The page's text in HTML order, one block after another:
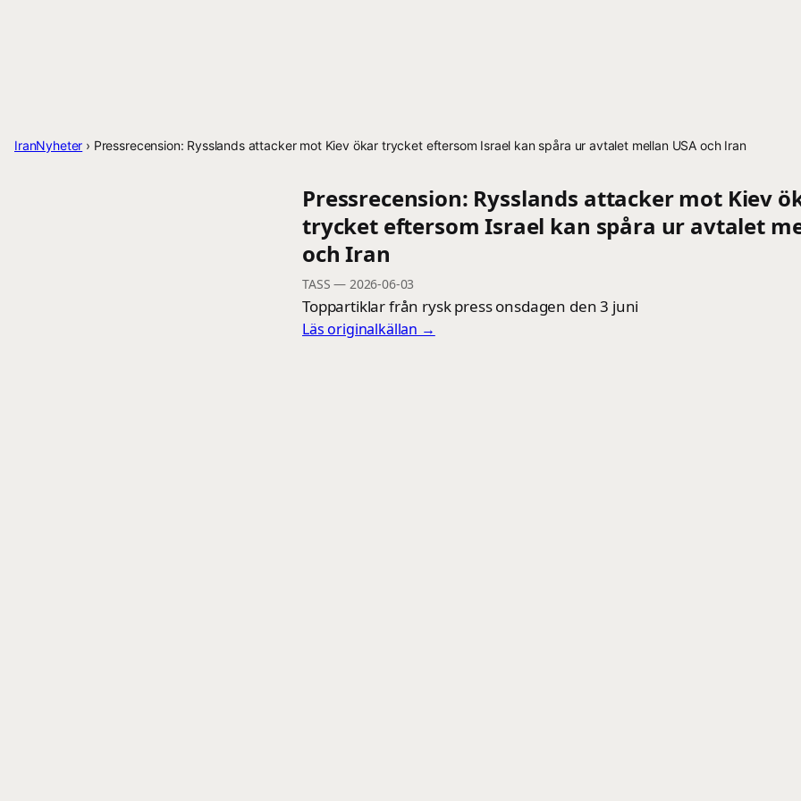
IranNyheter › Pressrecension: Rysslands attacker mot Kiev ökar trycket eftersom Israel kan spåra ur avtalet mellan USA och Iran
Pressrecension: Rysslands attacker mot Kiev
trycket eftersom Israel kan spåra ur avtalet
och Iran
TASS — 2026-06-03
Toppartiklar från rysk press onsdagen den 3 juni
Läs originalkällan →